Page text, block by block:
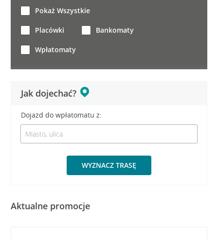
Jak dojechać?
Dojazd do wpłatomatu z:
WYZNACZ TRASĘ
Pokaż Wszystkie
Placówki Bankomaty
Wpłatomaty
Aktualne promocje